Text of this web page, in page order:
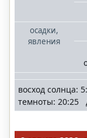
осадки,
явления
восход солнца:
темноты: 20:25
Нижний
Новгород
область
Санкт-
Петербург
область